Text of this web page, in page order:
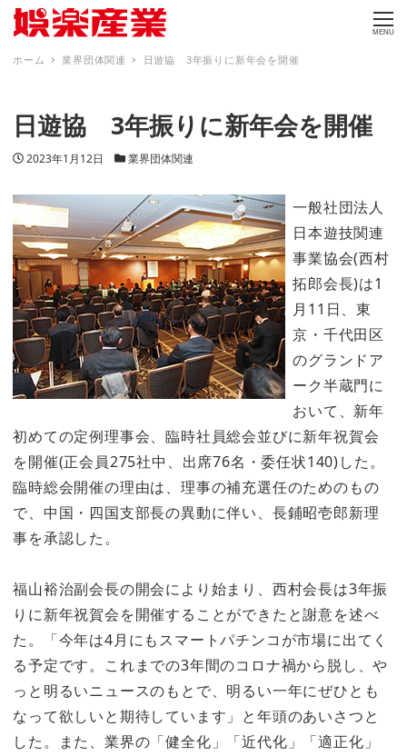
MENU
ホーム 業界団体関連 日遊協 3年振りに新年会を開催
日遊協 3年振りに新年会を開催
投稿日
2023年1月12日 カテゴリー
業界団体関連
一般社団法人
日本遊技関連
事業協会(西村
拓郎会長)は1
月11日、東
京・千代田区
のグランドア
ーク半蔵門に
おいて、新年
初めての定例理事会、臨時社員総会並びに新年祝賀会
を開催(正会員275社中、出席76名・委任状140)した。
臨時総会開催の理由は、理事の補充選任のためのもの
で、中国・四国支部長の異動に伴い、長鋪昭壱郎新理
事を承認した。
福山裕治副会長の開会により始まり、西村会長は3年振
りに新年祝賀会を開催することができたと謝意を述べ
た。「今年は4月にもスマートパチンコが市場に出てく
る予定です。これまでの3年間のコロナ禍から脱し、や
っと明るいニュースのもとで、明るい一年にぜひとも
なって欲しいと期待しています」と年頭のあいさつと
した。また、業界の「健全化」「近代化」「適正化」